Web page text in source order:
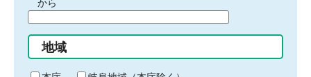
間
始
り
から
間
終
地域